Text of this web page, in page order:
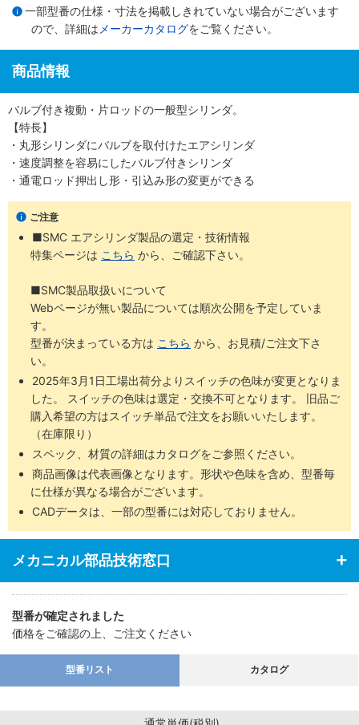
一部型番の仕様・寸法を掲載しきれていない場合がございます
ので、詳細は メーカーカタログをご覧ください。
商品情報
バルブ付き複動・片ロッドの一般型シリンダ。
【特長】
・丸形シリンダにバルブを取付けたエアシリンダ
・速度調整を容易にしたバルブ付きシリンダ
・通電ロッド押出し形・引込み形の変更ができる
ご注意
■SMC エアシリンダ製品の選定・技術情報
特集ページは こちら から、ご確認下さい。
■SMC製品取扱いについて
Webページが無い製品については順次公開を予定していま
す。
型番が決まっている方は こちら から、お見積/ご注文下さ
い。
2025年3月1日工場出荷分よりスイッチの色味が変更となりま
した。 スイッチの色味は選定・交換不可となります。 旧品ご
購入希望の方はスイッチ単品で注文をお願いいたします。
（在庫限り）
スペック、材質の詳細はカタログをご参照ください。
商品画像は代表画像となります。形状や色味を含め、型番毎
に仕様が異なる場合がございます。
CADデータは、一部の型番には対応しておりません。
メカニカル部品技術窓口
型番が確定されました
価格をご確認の上、ご注文ください
型番リスト カタログ